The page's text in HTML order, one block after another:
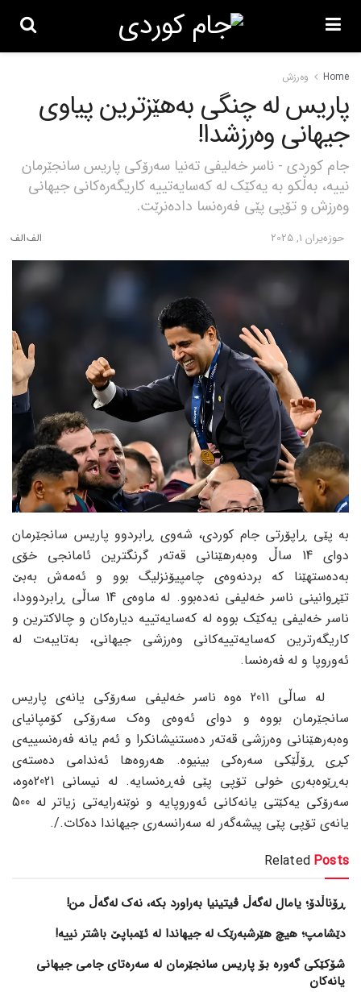
Home وەرزش
پاریس لە چنگی بەهێزترین پیاوی
جیهانی وەرزشدا!
جام کوردی - ناسر خەلیفی تەنیا سەرۆکی پاریس سانجێرمان
نییە، بەڵکو بە یەکێک لە کەسایەتییە کاریگەرەکانی جیهانی
وەرزش و تۆپی پێی فەرەنسا دادەنرێت.
حوزه‌یران 1, 2025
بە پێی ڕاپۆرتی جام کوردی، شەوی ڕابردوو پاریس سانجێرمان
دوای 14 ساڵ وەبەرهێنانی قەتەر گرنگترین ئامانجی خۆی
بەدەستهێنا کە بردنەوەی چامپیۆنزلیگ بوو و ئەمەش بەبێ
تێڕوانینی ناسر خەلیفی نەدەبوو. لە ماوەی 14 ساڵی ڕابردوودا،
ناسر خەلیفی یەکێک بووە لە کەسایەتییە دیارەکان و چالاکترین و
کاریگەرترین کەسایەتییەکانی وەرزشی جیهانی، بەتایبەت لە
ئەوروپا و لە فەرەنسا.
لە ساڵی 2011 ەوە ناسر خەلیفی سەرۆکی یانەی پاریس
سانجێرمان بووە و دوای ئەوەی وەک سەرۆکی کۆمپانیای
وەبەرهێنانی وەرزشی قەتەر دەستنیشانکرا و ئەم یانە فەرەنسییەی
کڕی ڕۆڵێکی سەرەکی بینیوە. هەروەها ئەندامی دەستەی
بەڕێوەبەری خولی تۆپی پێی فەڕەنسایە. لە نیسانی 2021ەوە،
سەرۆکی یەکێتی یانەکانی ئەوروپایە و نوێنەرایەتی زیاتر لە 500
یانەی تۆپی پێی پیشەگەر لە سەرانسەری جیهاندا دەکات./.
Related Posts
ڕۆناڵدۆ؛ یامال لەگەڵ ڤیتینیا بەراورد بکە، نەک لەگەڵ من!
دێشامپ؛ هیچ هێرشبەرێک لە جیهاندا لە ئێمباپێ باشتر نییە!
شۆکێکی گەورە بۆ پاریس سانجێرمان لە سەرەتای جامی جیهانی
یانەکان